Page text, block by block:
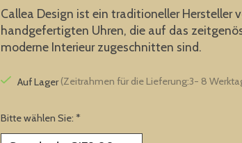
Callea Design ist ein traditioneller Hersteller
handgefertigten Uhren, die auf das
moderne Interieur zugeschnitten sind.
Auf Lager(Zeitrahmen für die Lieferung:3- 8
Bitte wählen Sie: *